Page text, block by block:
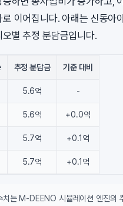
이어집니다. 아래는 신동아
오별 추정 분담금입니다.
추정 분담금 기준 대비
5.6억 -
5.6억 +0.0억
5.7억 +0.1억
5.7억 +0.1억
치는 M-DEENO 시뮬레이션 엔진의